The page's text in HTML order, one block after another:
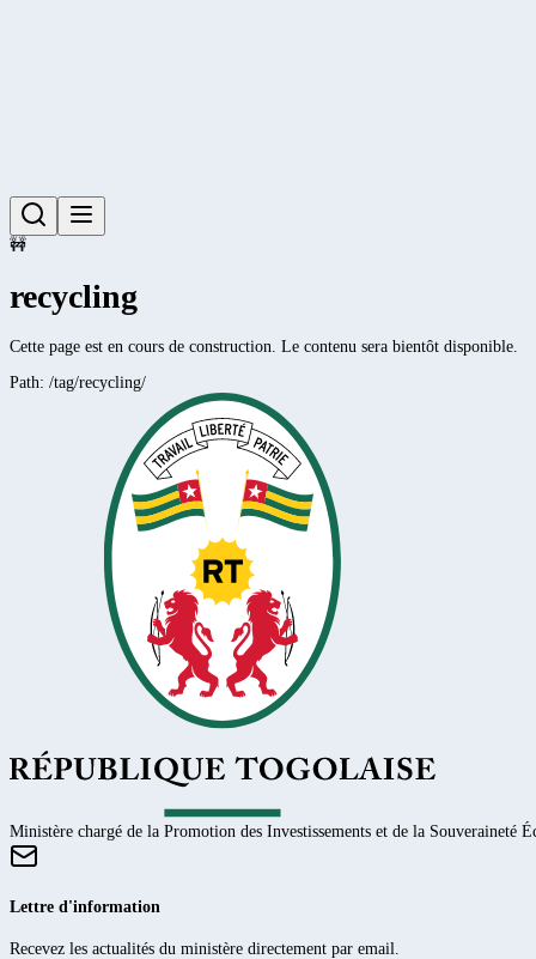
🚧
recycling
Cette page est en cours de construction. Le contenu sera bientôt disponible.
Path: /tag/recycling/
Ministère chargé de la Promotion des Investissements et de la Souveraineté
Lettre d'information
Recevez les actualités du ministère directement par email.